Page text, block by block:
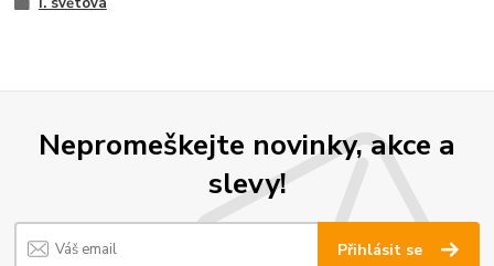
Nepromeškejte novinky, akce a
slevy!
Přihlásit se